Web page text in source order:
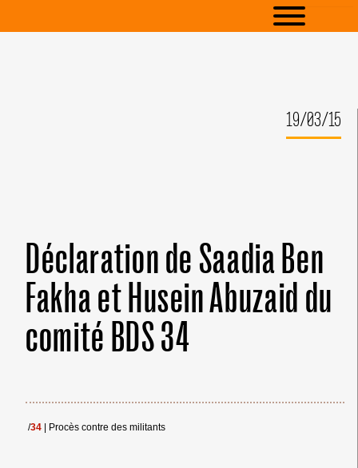
19/03/15
Déclaration de Saadia Ben
Fakha et Husein Abuzaid du
comité BDS 34
/34 Procès contre des militants